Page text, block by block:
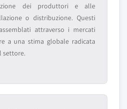
dei produttori e alle
o distribuzione. Questi
attraverso i mercati
a una stima globale radicata
settore.